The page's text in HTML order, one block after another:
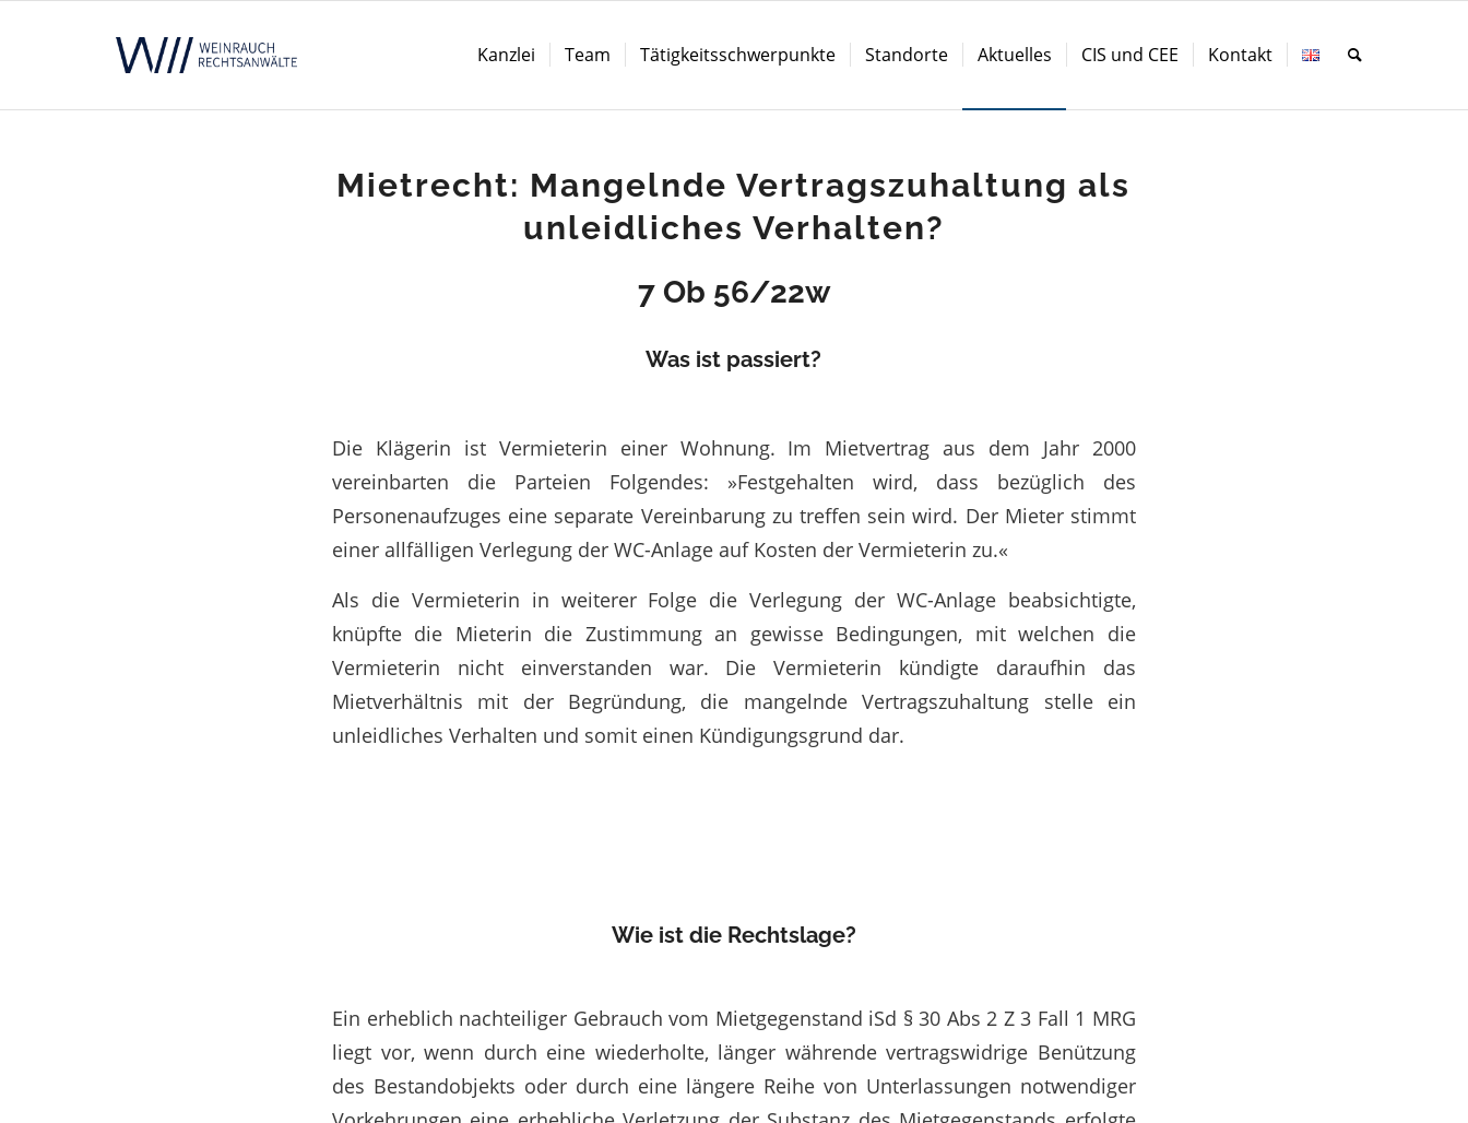
Kanzlei Team Tätigkeitsschwerpunkte Standorte Aktuelles CIS und CEE Kontakt
Mietrecht: Mangelnde Vertragszuhaltung als
unleidliches Verhalten?
7 Ob 56/22w
Was ist passiert?
Die Klägerin ist Vermieterin einer Wohnung. Im Mietvertrag aus dem Jahr 2000
vereinbarten die Parteien Folgendes: »Festgehalten wird, dass bezüglich des
Personenaufzuges eine separate Vereinbarung zu treffen sein wird. Der Mieter stimmt
einer allfälligen Verlegung der WC-Anlage auf Kosten der Vermieterin zu.«
Als die Vermieterin in weiterer Folge die Verlegung der WC-Anlage beabsichtigte,
knüpfte die Mieterin die Zustimmung an gewisse Bedingungen, mit welchen die
Vermieterin nicht einverstanden war. Die Vermieterin kündigte daraufhin das
Mietverhältnis mit der Begründung, die mangelnde Vertragszuhaltung stelle ein
unleidliches Verhalten und somit einen Kündigungsgrund dar.
Wie ist die Rechtslage?
Ein erheblich nachteiliger Gebrauch vom Mietgegenstand iSd § 30 Abs 2 Z 3 Fall 1 MRG
liegt vor, wenn durch eine wiederholte, länger währende vertragswidrige Benützung
des Bestandobjekts oder durch eine längere Reihe von Unterlassungen notwendiger